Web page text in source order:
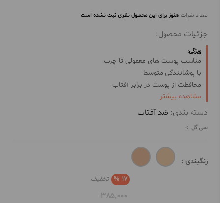
تعداد نظرات هنوز برای این محصول نظری ثبت نشده است
جزئیات محصول:
ویژگی:
مناسب پوست های معمولی تا چرب
با پوشانندگی متوسط
محافظت از پوست در برابر آفتاب
با سه تناژ رنگی متنوع
با ماندگاری بالا
حجم : 50 میل
مشاهده بیشتر
دسته بندی: ضد آفتاب
سی گل
رنگبندی :
17 % تخفیف
385,000